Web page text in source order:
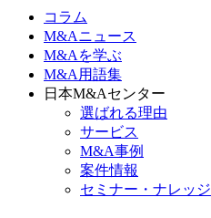
コラム
M&Aニュース
M&Aを学ぶ
M&A用語集
日本M&Aセンター
選ばれる理由
サービス
M&A事例
案件情報
セミナー・ナレッジ